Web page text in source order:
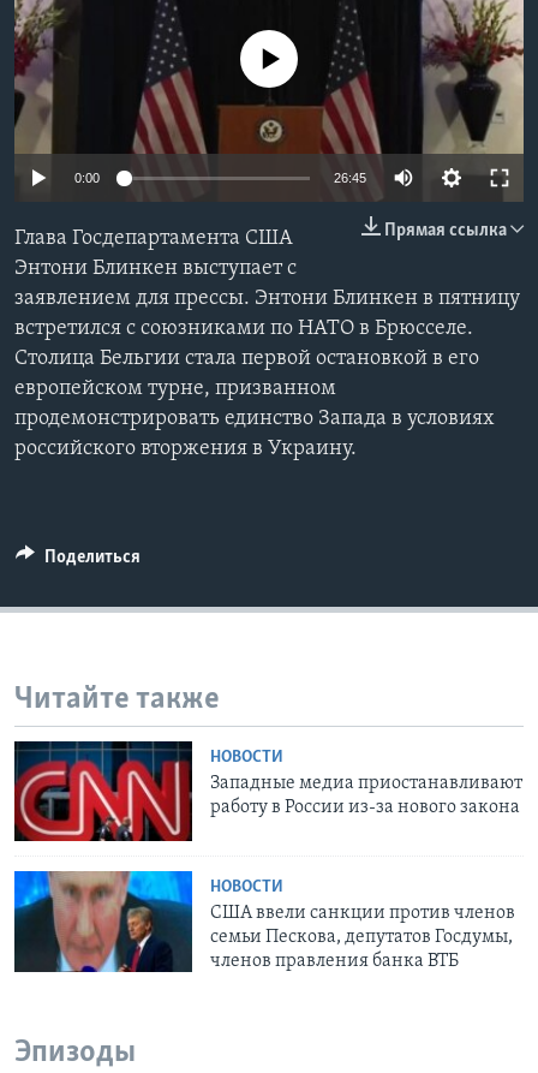
Learning English
СОЦИАЛЬНЫЕ СЕТИ
No media source currently available
0:00 26:45
Прямая ссылка
Глава Госдепартамента США
Энтони Блинкен выступает с
заявлением для прессы. Энтони Блинкен в пятницу
встретился с союзниками по НАТО в Брюсселе.
Столица Бельгии стала первой остановкой в его
европейском турне, призванном
продемонстрировать единство Запада в условиях
российского вторжения в Украину.
Поделиться
Читайте также
НОВОСТИ
Западные медиа приостанавливают
работу в России из-за нового закона
НОВОСТИ
США ввели санкции против членов
семьи Пескова, депутатов Госдумы,
членов правления банка ВТБ
Эпизоды